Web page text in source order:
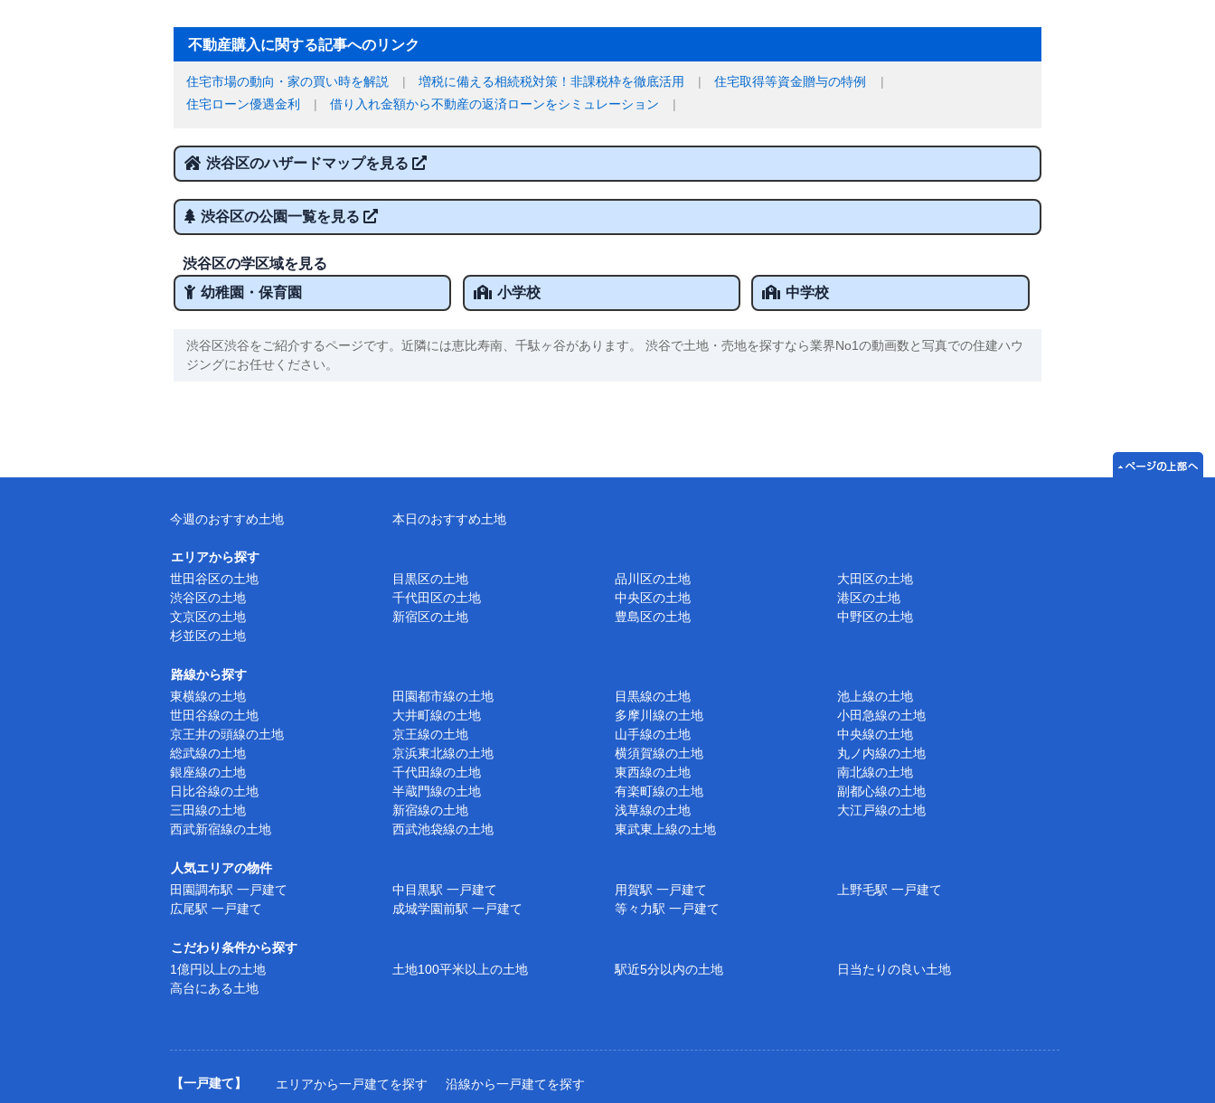
不動産購入に関する記事へのリンク
住宅市場の動向・家の買い時を解説 増税に備える相続税対策！非課税枠を徹底活用
住宅取得等資金贈与の特例
住宅ローン優遇金利
借り入れ金額から不動産の返済ローンをシミュレーション
渋谷区のハザードマップを見る
渋谷区の公園一覧を見る
渋谷区の学区域を見る
幼稚園・保育園
小学校 中学校
渋谷区渋谷をご紹介するページです。近隣には恵比寿南、千駄ヶ谷があります。 渋谷で土地・売地を探すなら業界No1の動画数と写真での住建ハウ
ジングにお任せください。
今週のおすすめ土地 本日のおすすめ土地
エリアから探す
世田谷区の土地
目黒区の土地 品川区の土地
大田区の土地
渋谷区の土地
千代田区の土地 中央区の土地
港区の土地
文京区の土地
新宿区の土地 豊島区の土地
中野区の土地
杉並区の土地
路線から探す
東横線の土地
田園都市線の土地 目黒線の土地
池上線の土地
世田谷線の土地
大井町線の土地 多摩川線の土地
小田急線の土地
京王井の頭線の土地
京王線の土地 山手線の土地
中央線の土地
総武線の土地
京浜東北線の土地 横須賀線の土地
丸ノ内線の土地
銀座線の土地
千代田線の土地 東西線の土地
南北線の土地
日比谷線の土地
半蔵門線の土地 有楽町線の土地
副都心線の土地
三田線の土地
新宿線の土地 浅草線の土地
大江戸線の土地
西武新宿線の土地
西武池袋線の土地 東武東上線の土地
人気エリアの物件
田園調布駅 一戸建て
中目黒駅 一戸建て 用賀駅 一戸建て
上野毛駅 一戸建て
広尾駅 一戸建て
成城学園前駅 一戸建て 等々力駅 一戸建て
こだわり条件から探す
1億円以上の土地
土地100平米以上の土地 駅近5分以内の土地
日当たりの良い土地
高台にある土地
【一戸建て】 エリアから一戸建てを探す 沿線から一戸建てを探す